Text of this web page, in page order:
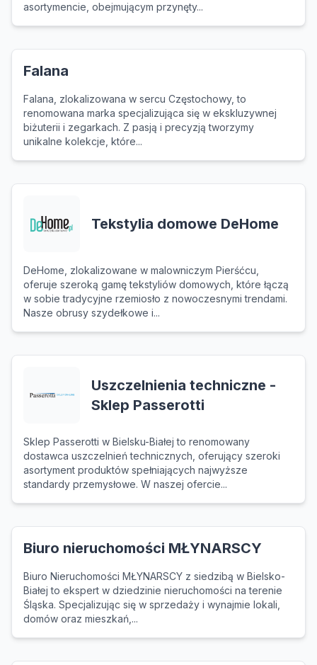
asortymencie, obejmującym przynęty...
Falana
Falana, zlokalizowana w sercu Częstochowy, to
renomowana marka specjalizująca się w ekskluzywnej
biżuterii i zegarkach. Z pasją i precyzją tworzymy
unikalne kolekcje, które...
Tekstylia domowe DeHome
DeHome, zlokalizowane w malowniczym Pierśćcu,
oferuje szeroką gamę tekstyliów domowych, które łączą
w sobie tradycyjne rzemiosło z nowoczesnymi trendami.
Nasze obrusy szydełkowe i...
Uszczelnienia techniczne -
Sklep Passerotti
Sklep Passerotti w Bielsku-Białej to renomowany
dostawca uszczelnień technicznych, oferujący szeroki
asortyment produktów spełniających najwyższe
standardy przemysłowe. W naszej ofercie...
Biuro nieruchomości MŁYNARSCY
Biuro Nieruchomości MŁYNARSCY z siedzibą w Bielsko-
Białej to ekspert w dziedzinie nieruchomości na terenie
Śląska. Specjalizując się w sprzedaży i wynajmie lokali,
domów oraz mieszkań,...